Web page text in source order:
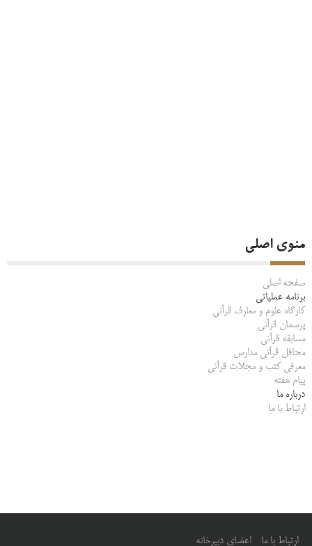
منوی اصلی
صفحه اصلی
برنامه عملیاتی
کارگاه علوم و معارف قرآنی
پرسمان قرآنی
مسابقه قرآنی
محافل قرآنی مدارس
معرفی کتب و مجلات قرآنی
پیام هفته
درباره ما
ارتباط با ما
ارتباط با ما اعضای دبیرخانه